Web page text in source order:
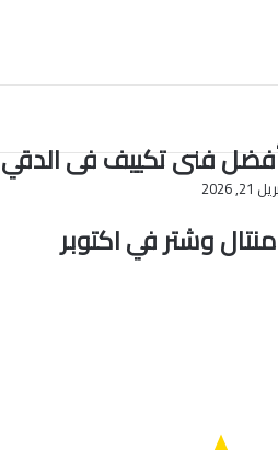
فنى تكييف فى الدقي
21, 2026
وشتر في اكتوبر